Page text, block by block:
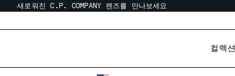
새로워진 C.P. COMPANY 렌즈를 만나보세요
컬렉션